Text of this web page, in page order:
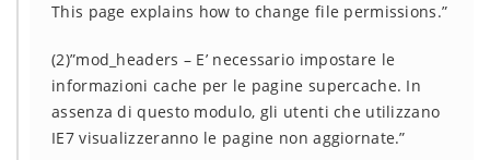
This page explains how to change file permissions.”
(2)”mod_headers – E’ necessario impostare le
informazioni cache per le pagine supercache. In
assenza di questo modulo, gli utenti che utilizzano
IE7 visualizzeranno le pagine non aggiornate.”